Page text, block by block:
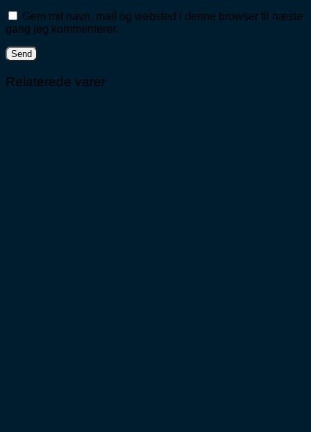
Gem mit navn, mail og websted i denne browser til næste
gang jeg kommenterer.
Relaterede varer